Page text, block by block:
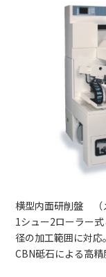
横型内面研削盤 （
1シュー2ローラー
径の加工範囲に対応。
CBN砥石による高精